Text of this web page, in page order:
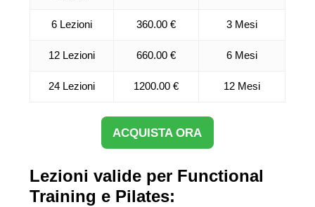
6 Lezioni 360.00 € 3 Mesi
12 Lezioni 660.00 € 6 Mesi
24 Lezioni 1200.00 € 12 Mesi
ACQUISTA ORA
Lezioni valide per Functional
Training e Pilates: